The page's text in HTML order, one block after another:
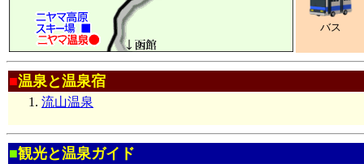
バス
■温泉と温泉宿
流山温泉
■観光と温泉ガイド